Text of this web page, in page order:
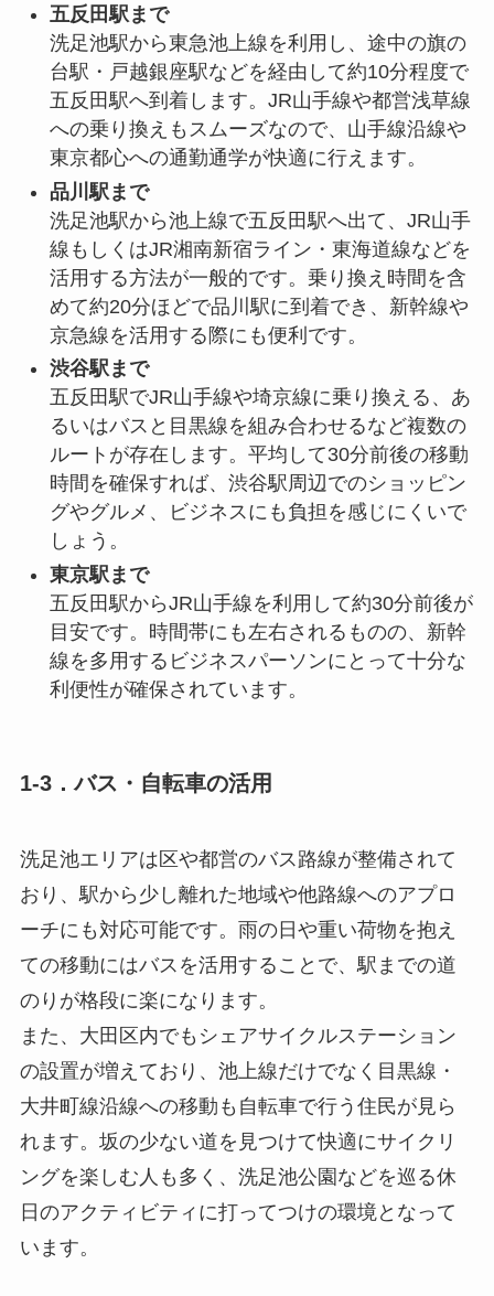
五反田駅まで
洗足池駅から東急池上線を利用し、途中の旗の
台駅・戸越銀座駅などを経由して約10分程度で
五反田駅へ到着します。JR山手線や都営浅草線
への乗り換えもスムーズなので、山手線沿線や
東京都心への通勤通学が快適に行えます。
品川駅まで
洗足池駅から池上線で五反田駅へ出て、JR山手
線もしくはJR湘南新宿ライン・東海道線などを
活用する方法が一般的です。乗り換え時間を含
めて約20分ほどで品川駅に到着でき、新幹線や
京急線を活用する際にも便利です。
渋谷駅まで
五反田駅でJR山手線や埼京線に乗り換える、あ
るいはバスと目黒線を組み合わせるなど複数の
ルートが存在します。平均して30分前後の移動
時間を確保すれば、渋谷駅周辺でのショッピン
グやグルメ、ビジネスにも負担を感じにくいで
しょう。
東京駅まで
五反田駅からJR山手線を利用して約30分前後が
目安です。時間帯にも左右されるものの、新幹
線を多用するビジネスパーソンにとって十分な
利便性が確保されています。
1-3．バス・自転車の活用
洗足池エリアは区や都営のバス路線が整備されて
おり、駅から少し離れた地域や他路線へのアプロ
ーチにも対応可能です。雨の日や重い荷物を抱え
ての移動にはバスを活用することで、駅までの道
のりが格段に楽になります。
また、大田区内でもシェアサイクルステーション
の設置が増えており、池上線だけでなく目黒線・
大井町線沿線への移動も自転車で行う住民が見ら
れます。坂の少ない道を見つけて快適にサイクリ
ングを楽しむ人も多く、洗足池公園などを巡る休
日のアクティビティに打ってつけの環境となって
います。